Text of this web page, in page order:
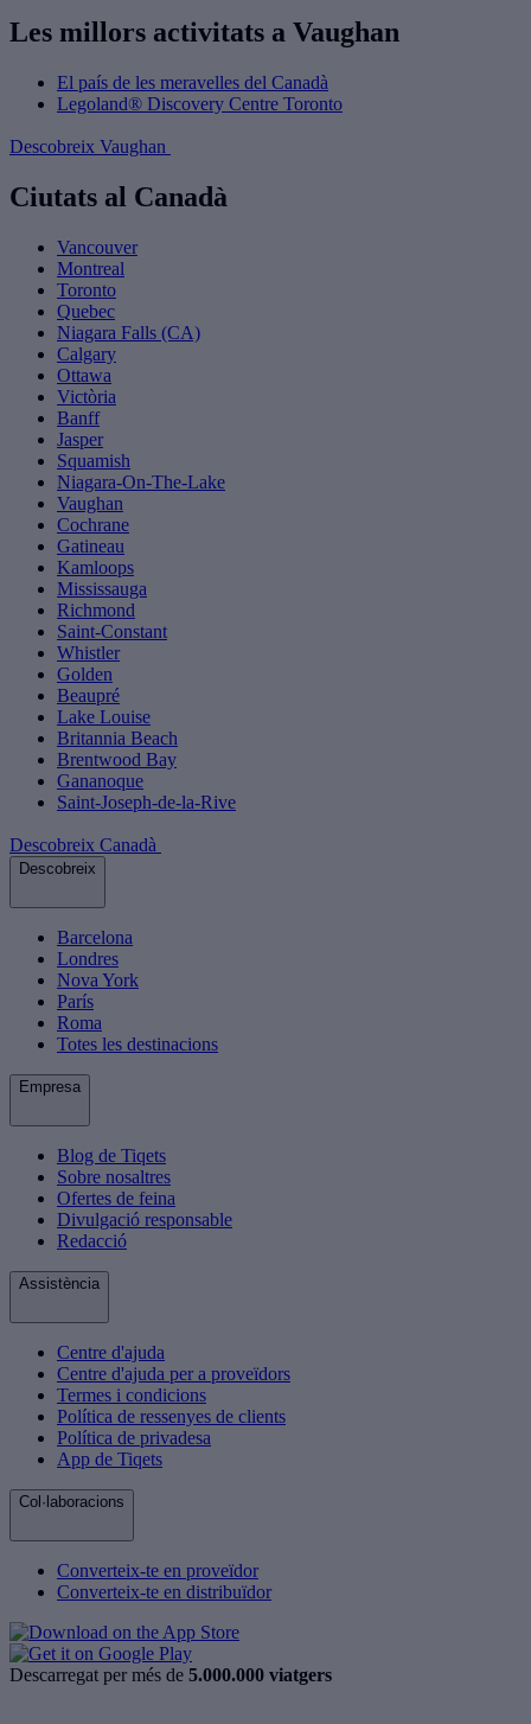
Les millors activitats a Vaughan
El país de les meravelles del Canadà
Legoland® Discovery Centre Toronto
Descobreix Vaughan
Ciutats al Canadà
Vancouver
Montreal
Toronto
Quebec
Niagara Falls (CA)
Calgary
Ottawa
Victòria
Banff
Jasper
Squamish
Niagara-On-The-Lake
Vaughan
Cochrane
Gatineau
Kamloops
Mississauga
Richmond
Saint-Constant
Whistler
Golden
Beaupré
Lake Louise
Britannia Beach
Brentwood Bay
Gananoque
Saint-Joseph-de-la-Rive
Descobreix Canadà
Descobreix
Barcelona
Londres
Nova York
París
Roma
Totes les destinacions
Empresa
Blog de Tiqets
Sobre nosaltres
Ofertes de feina
Divulgació responsable
Redacció
Assistència
Centre d'ajuda
Centre d'ajuda per a proveïdors
Termes i condicions
Política de ressenyes de clients
Política de privadesa
App de Tiqets
Col·laboracions
Converteix-te en proveïdor
Converteix-te en distribuïdor
Descarregat per més de 5.000.000 viatgers